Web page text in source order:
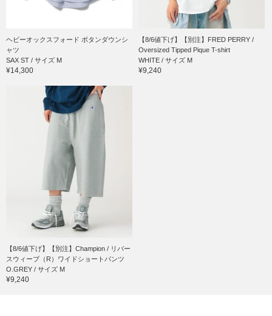
ヘビーオックスフォード ボタンダウンシ
ャツ
SAX ST / サイズ M
¥14,300
【8/6値下げ】【別注】FRED PERRY /
Oversized Tipped Pique T-shirt
WHITE / サイズ M
¥9,240
【8/6値下げ】【別注】Champion / リバー
スウィーブ（R）ワイドショートパンツ
O.GREY / サイズ M
¥9,240